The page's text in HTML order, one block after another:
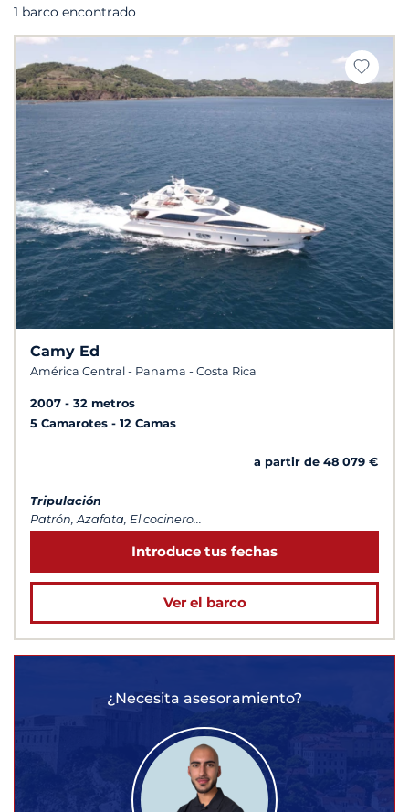
1 barco encontrado
Camy Ed
América Central - Panama - Costa Rica
2007
32 metros
5 Camarotes
12 Camas
a partir de 48 079 €
Tripulación
Patrón, Azafata, El cocinero...
Introduce tus fechas
Ver el barco
¿Necesita asesoramiento?